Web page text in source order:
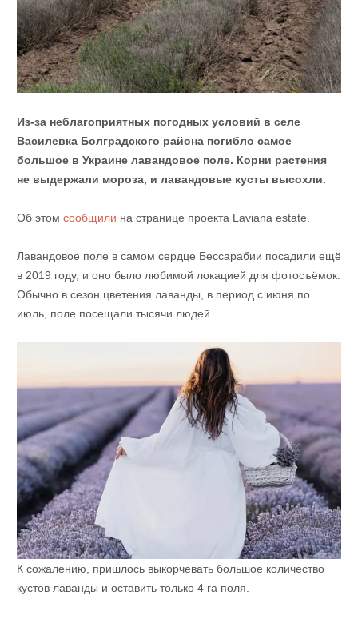
Из-за неблагоприятных погодных условий в селе
Василевка Болградского района погибло самое
большое в Украине лавандовое поле. Корни растения
не выдержали мороза, и лавандовые кусты высохли.
Об этом сообщили на странице проекта Laviana estate.
Лавандовое поле в самом сердце Бессарабии посадили ещё
в 2019 году, и оно было любимой локацией для фотосъёмок.
Обычно в сезон цветения лаванды, в период с июня по
июль, поле посещали тысячи людей.
К сожалению, пришлось выкорчевать большое количество
кустов лаванды и оставить только 4 га поля.